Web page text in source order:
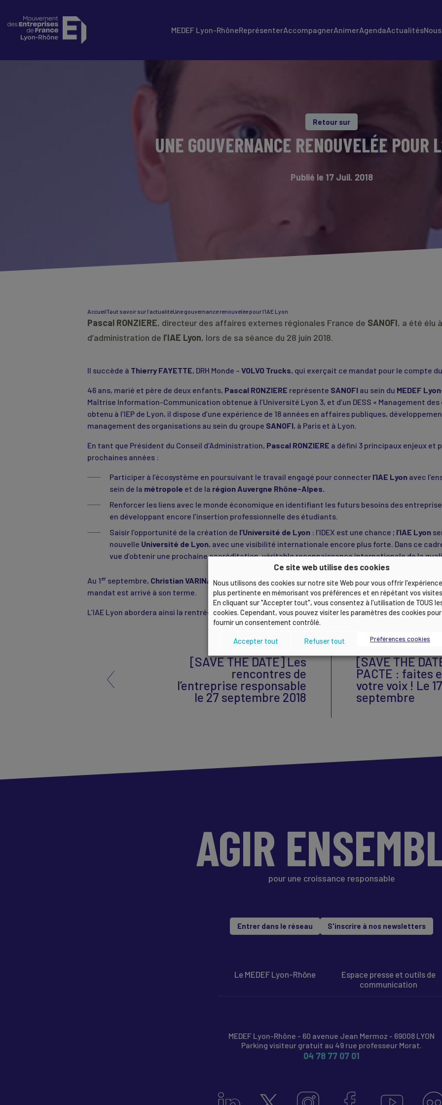
MEDEF Lyon-RhôneReprésenterAccompagnerAnimerAgendaActualités
Retour sur
UNE GOUVERNANCE RENOUVELÉE POUR
Publié le 17 Juil. 2018
AccueilTout savoir sur l’actualitéUne gouvernance renouvelée pour l’IAE Lyon
Pascal RONZIERE, directeur des affaires externes régionales France de SANOFI, a été élu
d’administration de l’IAE Lyon, lors de sa séance du 28 juin 2018.
Il succède à Thierry FAYETTE, DRH Monde – VOLVO Trucks, qui exerçait ce mandat pour le compte du
46 ans, marié et père de deux enfants, Pascal RONZIERE représente SANOFI au sein du MEDEF
Maîtrise Information-Communication obtenue à l’Université Lyon 3, et d’un DESS « Management
obtenu à l’IEP de Lyon, il dispose d’une expérience de 18 années en affaires publiques,
management des organisations au sein du groupe SANOFI, à Paris et à Lyon.
En tant que Président du Conseil d’Administration, Pascal RONZIERE a défini 3 principaux enjeux et
prochaines années :
Participer à l’écosystème en poursuivant le travail engagé pour connecter l’IAE Lyon avec
sein de la métropole et de la région Auvergne Rhône-Alpes.
Renforcer les liens avec le monde économique en identifiant les futurs besoins des
en développant encore l’insertion professionnelle des étudiants.
Saisir l’opportunité de la création de l’Université de Lyon : l’IDEX est une chance ; l’IAE Lyon
nouvelle Université de Lyon, avec une visibilité internationale encore plus forte. Dans ce
vue d’obtenir une prochaine accréditation, véritable reconnaissance internationale de la
Au 1er septembre, Christian VARINARDprendra par ailleurs la direction générale del’IAE Lyon, en
mandat est arrivé à son terme.
L’IAE Lyon abordera ainsi la rentrée avec une gouvernance renouvelée.
[SAVE THE DATE] Les
rencontres de
l’entreprise responsable
le 27 septembre 2018
[SAVE THE
PACTE : faites
votre voix ! Le 17
septembre
AGIR
pour une croissance responsable
Entrer dans le réseau S'inscrire à nos newsletters
Le MEDEF Lyon-Rhône
Espace presse et outils de
communication
MEDEF Lyon-Rhône - 60 avenue Jean Mermoz - 69008 LYON
Parking visiteur gratuit au 49 rue professeur Morat.
04 78 77 07 01
Ce site web utilise des cookies
Nous utilisons des cookies sur notre site Web pour vous offrir
plus pertinente en mémorisant vos préférences et en répétant vos
En cliquant sur "Accepter tout", vous consentez à l'utilisation de TOUS
cookies. Cependant, vous pouvez visiter les paramètres des cookies pour
fournir un consentement contrôlé.
Accepter tout Refuser tout Préférences cookies